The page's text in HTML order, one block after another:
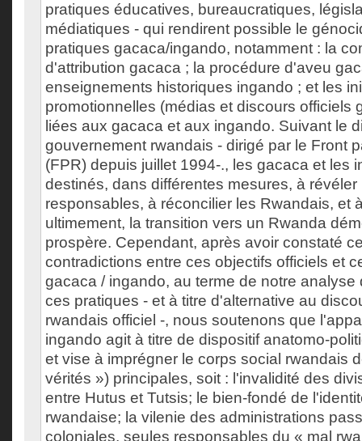
pratiques éducatives, bureaucratiques,
médiatiques - qui rendirent possible le
pratiques gacaca/ingando, notamment : la
d'attribution gacaca ; la procédure d'aveu
enseignements historiques ingando ; et les
promotionnelles (médias et discours officiels
liées aux gacaca et aux ingando. Suivant le
gouvernement rwandais - dirigé par le Front
(FPR) depuis juillet 1994-., les gacaca et les
destinés, dans différentes mesures, à
responsables, à réconcilier les Rwandais, et
ultimement, la transition vers un Rwanda
prospère. Cependant, après avoir constaté
contradictions entre ces objectifs officiels et
gacaca / ingando, au terme de notre analyse
ces pratiques - et à titre d'alternative au
rwandais officiel -, nous soutenons que
ingando agit à titre de dispositif anatomo-
et vise à imprégner le corps social rwandais
vérités ») principales, soit : l'invalidité des
entre Hutus et Tutsis; le bien-fondé de
rwandaise; la vilenie des administrations
coloniales, seules responsables du « mal